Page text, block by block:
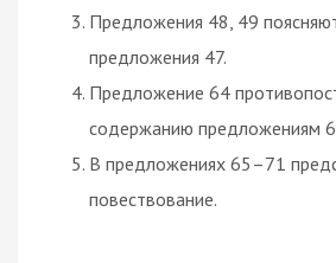
Предложения 48, 49
предложения 47.
Предложение 64
содержанию предложениям
В предложениях 65–71
повествование.